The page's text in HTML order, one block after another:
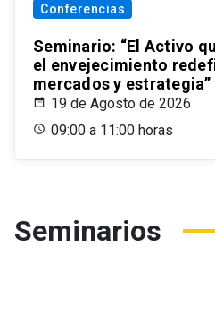
Conferencias
Seminario: “El Activo
el envejecimiento
mercados y estrategia”
19 de Agosto de 2026
09:00 a 11:00 horas
Seminarios